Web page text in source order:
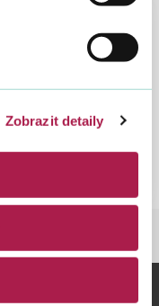
Zobrazit detaily